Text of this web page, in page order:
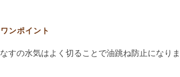
なすの水気はよく切ることで油跳ね防止になり